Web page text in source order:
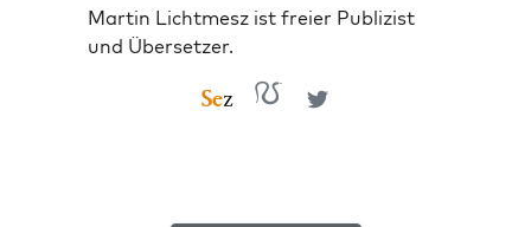
Martin Lichtmesz ist freier Publizist
und Übersetzer.